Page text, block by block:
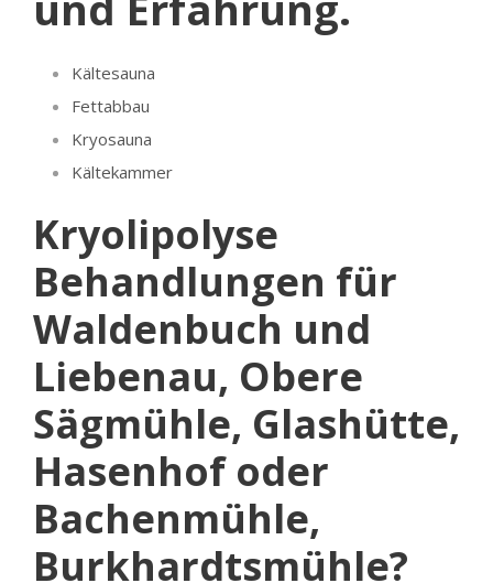
Kältesauna
Fettabbau
Kryosauna
Kältekammer
Kryolipolyse
Behandlungen für
Waldenbuch und
Liebenau, Obere
Sägmühle, Glashütte,
Hasenhof oder
Bachenmühle,
Burkhardtsmühle?